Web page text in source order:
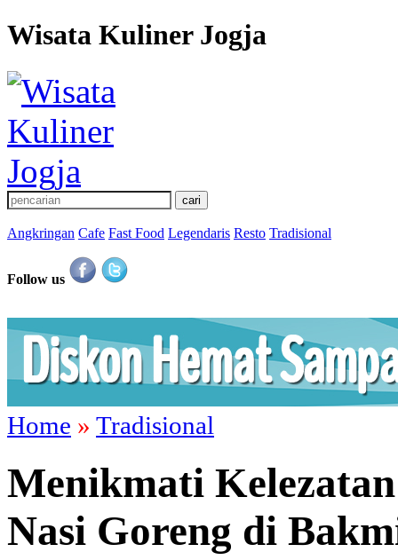
Wisata Kuliner Jogja
Angkringan Cafe Fast Food Legendaris Resto Tradisional
Follow us
Home » Tradisional
Menikmati
Nasi Goreng di